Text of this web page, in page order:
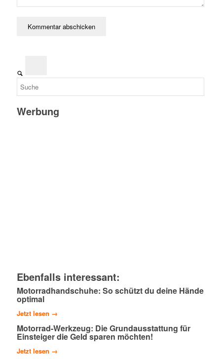
Werbung
Ebenfalls interessant:
Motorradhandschuhe: So schützt du deine Hände
optimal
Jetzt lesen →
Motorrad-Werkzeug: Die Grundausstattung für
Einsteiger die Geld sparen möchten!
Jetzt lesen →